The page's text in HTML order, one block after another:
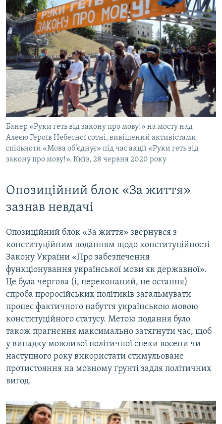
Банер «Руки геть від закону про мову!» на мосту над
Алеєю Героїв Небесної сотні, вивішений активістами
спільноти «Мова об’єднує» під час акції «Руки геть від
закону про мову!». Київ, 28 червня 2020 року
Опозиційний блок «За життя»
зазнав невдачі
Опозиційний блок «За життя» звернувся з
конституційним поданням щодо конституційності
Закону України «Про забезпечення
функціонування української мови як державної».
Це була чергова (і, переконаний, не остання)
спроба проросійських політиків загальмувати
процес фактичного набуття українською мовою
конституційного статусу. Метою подання було
також прагнення максимально затягнути час, щоб
у випадку можливої політичної спеки восени чи
наступного року використати стимульоване
протистояння на мовному ґрунті задля політичних
вигод.